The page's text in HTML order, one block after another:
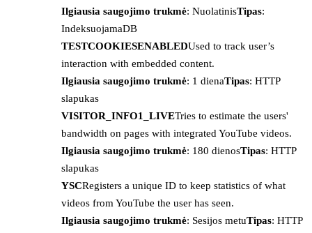
Ilgiausia saugojimo trukmė: NuolatinisTipas:
IndeksuojamaDB
TESTCOOKIESENABLEDUsed to track user’s
interaction with embedded content.
Ilgiausia saugojimo trukmė: 1 dienaTipas: HTTP
slapukas
VISITOR_INFO1_LIVETries to estimate the users'
bandwidth on pages with integrated YouTube videos.
Ilgiausia saugojimo trukmė: 180 dienosTipas: HTTP
slapukas
YSCRegisters a unique ID to keep statistics of what
videos from YouTube the user has seen.
Ilgiausia saugojimo trukmė: Sesijos metuTipas: HTTP